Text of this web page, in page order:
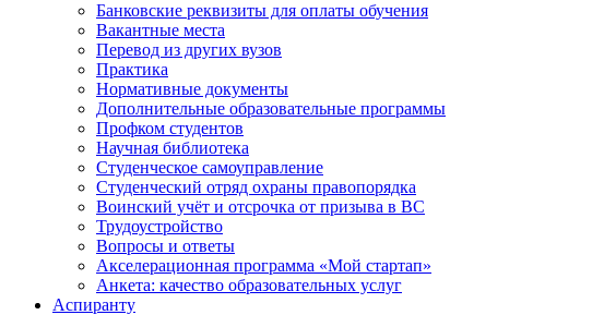
Банковские реквизиты для оплаты обучения
Вакантные места
Перевод из других вузов
Практика
Нормативные документы
Дополнительные образовательные программы
Профком студентов
Научная библиотека
Студенческое самоуправление
Студенческий отряд охраны правопорядка
Воинский учёт и отсрочка от призыва в ВС
Трудоустройство
Вопросы и ответы
Акселерационная программа «Мой стартап»
Анкета: качество образовательных услуг
Аспиранту